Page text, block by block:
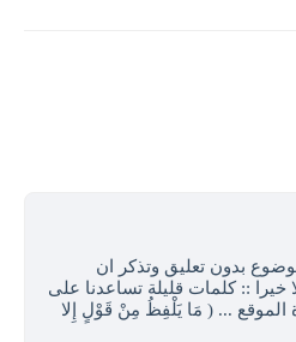
بدون تعليق وتذكر ان
خيرا :: كلمات قليلة تساعدنا على
الموقع ... ( مَا يَلْفِظُ مِنْ قَوْلٍ إِلا